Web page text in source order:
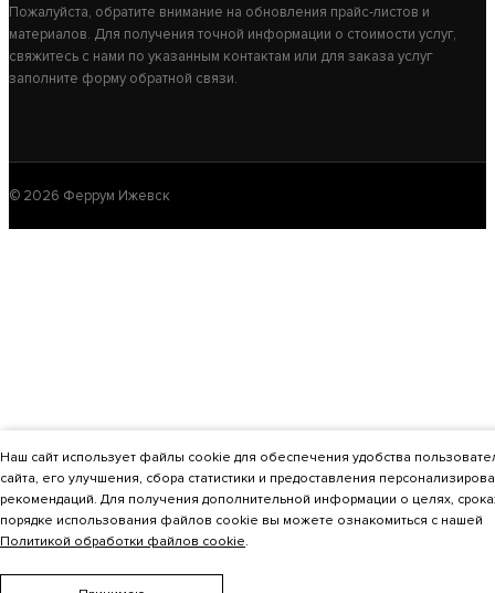
13 470
В КОРЗИНУ
Пожалуйста, обратите внимание на обновления прайс-листов и
материалов. Для получения точной информации о стоимости услуг,
свяжитесь с нами по указанным контактам или для заказа услуг
заполните форму обратной связи.
© 2026 Феррум Ижевск
Наш сайт использует файлы cookie для обеспечения удобства
сайта, его улучшения, сбора статистики и предоставления
рекомендаций. Для получения дополнительной информации о целях,
порядке использования файлов cookie вы можете ознакомиться с нашей
Политикой обработки файлов cookie.